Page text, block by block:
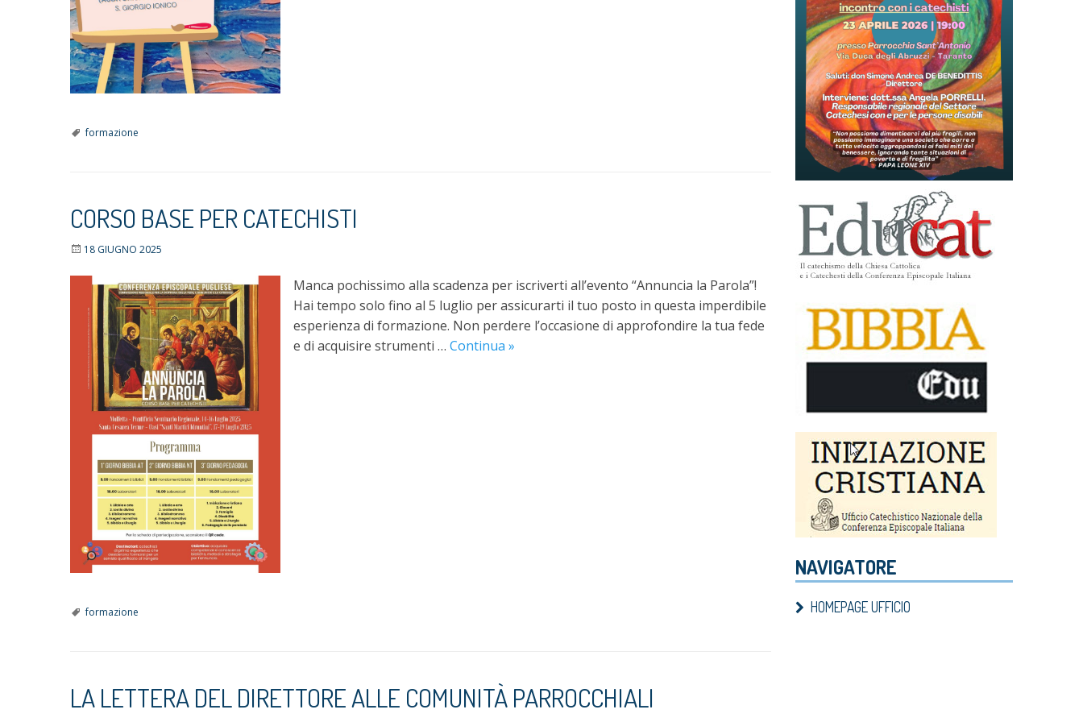
formazione
CORSO BASE PER CATECHISTI
18 GIUGNO 2025
Manca pochissimo alla scadenza per iscriverti all’evento “Annuncia la Parola”!
Hai tempo solo fino al 5 luglio per assicurarti il tuo posto in questa imperdibile
esperienza di formazione. Non perdere l’occasione di approfondire la tua fede
e di acquisire strumenti … Continua Corso
»
formazione
LA LETTERA DEL DIRETTORE ALLE COMUNITÀ PARROCCHIALI
NAVIGATORE
HOMEPAGE UFFICIO